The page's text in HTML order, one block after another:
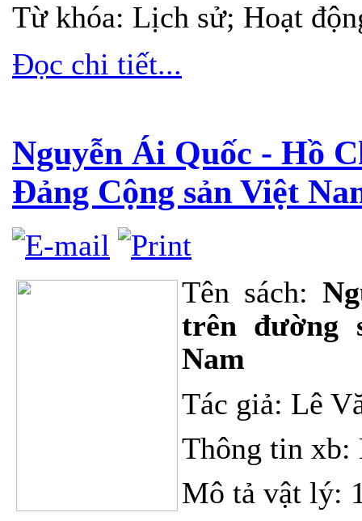
Từ khóa: Lịch sử; Hoạt
Đọc chi tiết...
Nguyễn Ái Quốc - Hồ
Đảng Cộng sản Việt
Tên sách:
trên đường
Nam
Tác giả: Lê
Thông tin xb:
Mô tả vật lý: